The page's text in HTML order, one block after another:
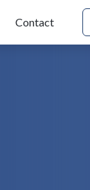
Contact